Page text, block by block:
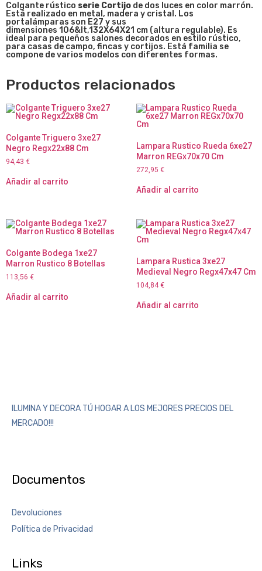
Colgante rústico serie Cortijo de dos luces en color marrón.
Está realizado en metal, madera y cristal. Los
portalámparas son E27 y sus
dimensiones 106&lt,132X64X21 cm (altura regulable). Es
ideal para pequeños salones decorados en estilo rústico,
para casas de campo, fincas y cortijos. Está familia se
compone de varios modelos con diferentes formas.
Productos relacionados
Colgante Triguero 3xe27
Negro Regx22x88 Cm
94,43 €
Añadir al carrito
Lampara Rustico Rueda 6xe27
Marron REGx70x70 Cm
272,95 €
Añadir al carrito
Colgante Bodega 1xe27
Marron Rustico 8 Botellas
113,56 €
Añadir al carrito
Lampara Rustica 3xe27
Medieval Negro Regx47x47 Cm
104,84€
Añadir al carrito
ILUMINA Y DECORA TÚ HOGAR A LOS MEJORES PRECIOS DEL
MERCADO!!!
Documentos
Devoluciones
Política de Privacidad
Links